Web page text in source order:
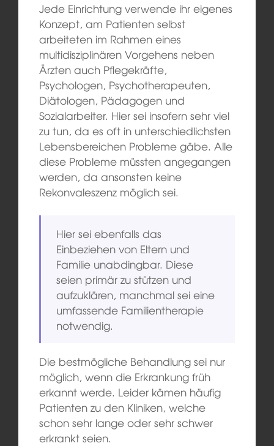
Jede Einrichtung verwende ihr eigenes
Konzept, am Patienten selbst
arbeiteten im Rahmen eines
multidisziplinären Vorgehens neben
Ärzten auch Pflegekräfte,
Psychologen, Psychotherapeuten,
Diätologen, Pädagogen und
Sozialarbeiter. Hier sei insofern sehr viel
zu tun, da es oft in unterschiedlichsten
Lebensbereichen Probleme gäbe. Alle
diese Probleme müssten angegangen
werden, da ansonsten keine
Rekonvaleszenz möglich sei.
Hier sei ebenfalls das
Einbeziehen von Eltern und
Familie unabdingbar. Diese
seien primär zu stützen und
aufzuklären, manchmal sei eine
umfassende Familientherapie
notwendig.
Die bestmögliche Behandlung sei nur
möglich, wenn die Erkrankung früh
erkannt werde. Leider kämen häufig
Patienten zu den Kliniken, welche
schon sehr lange oder sehr schwer
erkrankt seien.